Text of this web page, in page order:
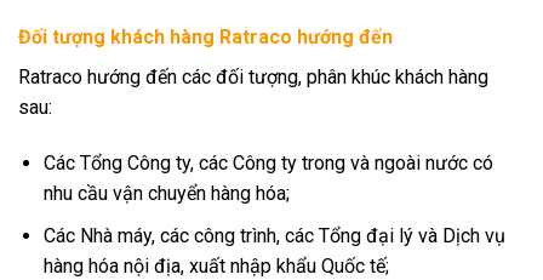
Đối tượng khách hàng Ratraco hướng đến
Ratraco hướng đến các đối tượng, phân khúc khách hàng
sau:
Các Tổng Công ty, các Công ty trong và ngoài nước có
nhu cầu vận chuyển hàng hóa;
Các Nhà máy, các công trình, các Tổng đại lý và Dịch vụ
hàng hóa nội địa, xuất nhập khẩu Quốc tế;